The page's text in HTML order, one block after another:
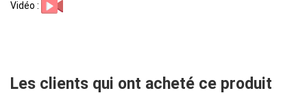
Vidéo :
Les clients qui ont acheté ce produit